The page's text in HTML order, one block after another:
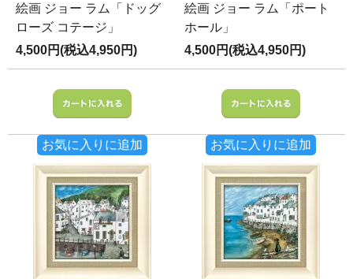
絵画 ジョー ラム「ドッグ
ローズ コテージ」
4,500円(税込4,950円)
お気に入りに追加
絵画 ジョー ラム「ポート
ホール」
4,500円(税込4,950円)
お気に入りに追加